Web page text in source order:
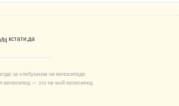
кстати,да
за хлебушком на велосипеде.
велосипед — это не мой велосипед.